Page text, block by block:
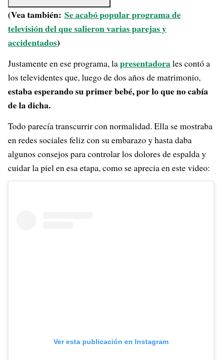
(Vea también: Se acabó popular programa de
televisión del que salieron varias parejas y
accidentados)
Justamente en ese programa, lapresentadorales contó a
los televidentes que, luego de dos años de matrimonio,
estaba esperando su primer bebé, por lo que no cabía
de la dicha.
Todo parecía transcurrir con normalidad. Ella se mostraba
en redes sociales feliz con su embarazo y hasta daba
algunos consejos para controlar los dolores de espalda y
cuidar la piel en esa etapa, como se aprecia en este video:
Ver esta publicación en Instagram